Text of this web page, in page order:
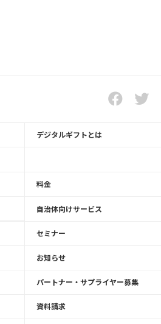
デジタルギフトとは
料金
自治体向けサービス
セミナー
お知らせ
パートナー・サプライヤー募集
資料請求